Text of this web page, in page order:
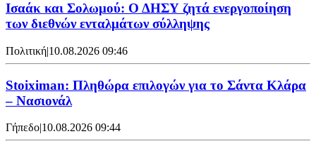
Ισαάκ και Σολωμού: Ο ΔΗΣΥ ζητά ενεργοποίηση
των διεθνών ενταλμάτων σύλληψης
Πολιτική|10.08.2026 09:46
Stoiximan: Πληθώρα επιλογών για το Σάντα Κλάρα
– Νασιονάλ
Γήπεδο|10.08.2026 09:44